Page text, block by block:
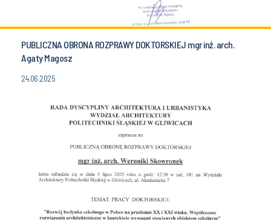
PUBLICZNA OBRONA ROZPRAWY DOKTORSKIEJ mgr inż. arch.
Agaty Magosz
24.06.2025